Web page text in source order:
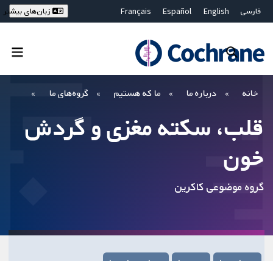
فارسی English
Español
Français
Bahasa Malaysia
ไทย
繁體中文
زبان‌های بیشتر
فیلترها خانه درباره ما ما که هستیم گروه‌های ما
قلب، سکته مغزی و گردش
خون
گروه موضوعی کاکرین